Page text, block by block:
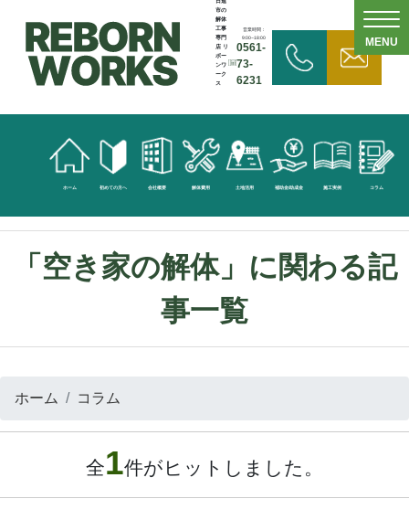
市の
解体
工事
専門
店 リ
ボー
ンワ
ーク
ス
営業時間：
9:00~18:00
0561-
73-
6231
ホーム 初めての方へ 会社概要 解体費用 土地活用 補助金/助成金 施工実例 コラム
MENU
「空き家の解体」に関わる記
事一覧
ホーム コラム
全1件がヒットしました。
無
料
見
積
頼
お
合
せ